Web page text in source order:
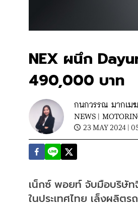
NEX ผนึก
490,000 บาท
กนกวรรณ มากเมฆ
NEWS |
23 MAY 2024 |
เน็กซ์ พอยท์ จับมือบริษัท
ในประเทศไทย เล็งผลิต